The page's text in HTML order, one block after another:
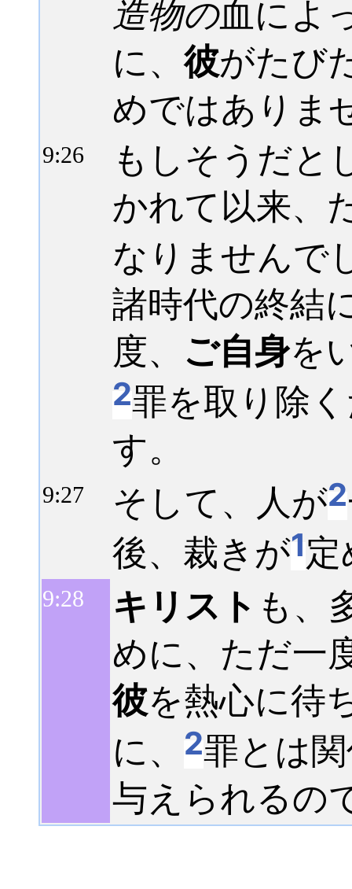
造物の血によ
に、彼がたび
めではありま
9:26
もしそうだと
かれて以来、
なりませんで
諸時代の終結
度、 ご自身を
2罪を取り除
す。
9:27 そして、人が2
後、裁きが1
9:28 キリスト も、
めに、ただ一
彼を熱心に待
に、
2罪とは
与えられるの